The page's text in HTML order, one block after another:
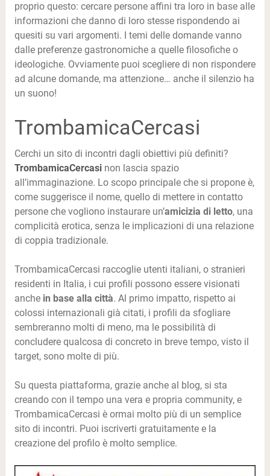
proprio questo: cercare persone affini tra loro in base alle
informazioni che danno di loro stesse rispondendo ai
quesiti su vari argomenti. I temi delle domande vanno
dalle preferenze gastronomiche a quelle filosofiche o
ideologiche. Ovviamente puoi scegliere di non rispondere
ad alcune domande, ma attenzione… anche il silenzio ha
un suono!
TrombamicaCercasi
Cerchi un sito di incontri dagli obiettivi più definiti?
TrombamicaCercasinon lascia spazio
all’immaginazione. Lo scopo principale che si propone è,
come suggerisce il nome, quello di mettere in contatto
persone che vogliono instaurare un’amicizia di letto, una
complicità erotica, senza le implicazioni di una relazione
di coppia tradizionale.
TrombamicaCercasi raccoglie utenti italiani, o stranieri
residenti in Italia, i cui profili possono essere visionati
anche in base alla città. Al primo impatto, rispetto ai
colossi internazionali già citati, i profili da sfogliare
sembreranno molti di meno, ma le possibilità di
concludere qualcosa di concreto in breve tempo, visto il
target, sono molte di più.
Su questa piattaforma, grazie anche al blog, si sta
creando con il tempo una vera e propria community, e
TrombamicaCercasi è ormai molto più di un semplice
sito di incontri. Puoi iscriverti gratuitamente e la
creazione del profilo è molto semplice.